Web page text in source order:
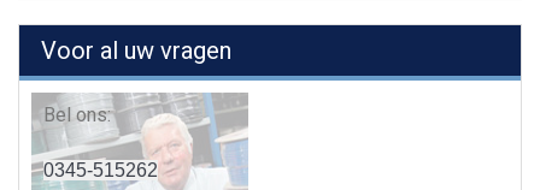
Voor al uw vragen
Bel ons:
0345-515262